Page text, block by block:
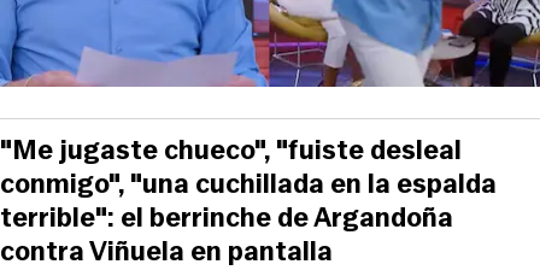
"Me jugaste chueco", "fuiste desleal
conmigo", "una cuchillada en la espalda
terrible": el berrinche de Argandoña
contra Viñuela en pantalla